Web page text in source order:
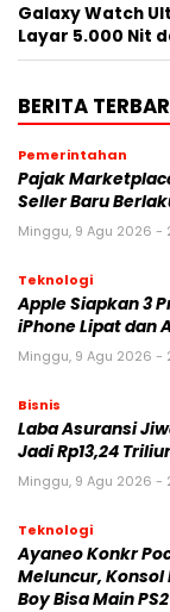
Galaxy Watch
Layar 5.000 Nit
BERITA
Pemerintahan
Pajak
Seller Baru
Minggu, 9 Agu 2026 -
Teknologi
Apple Siapkan 3
iPhone Lipat dan
Minggu, 9 Agu 2026 -
Bisnis
Laba Asuransi
Jadi Rp13,24
Minggu, 9 Agu 2026 -
Teknologi
Ayaneo Konkr
Meluncur, Konsol
Boy Bisa Main PS2